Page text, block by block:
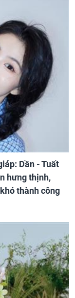
Dần - Tuất
hưng thịnh,
thành công